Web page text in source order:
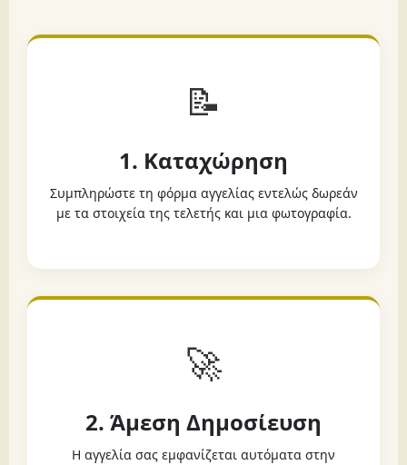
📝
1. Καταχώρηση
Συμπληρώστε τη φόρμα αγγελίας εντελώς δωρεάν
με τα στοιχεία της τελετής και μια φωτογραφία.
🚀
2. Άμεση Δημοσίευση
Η αγγελία σας εμφανίζεται αυτόματα στην